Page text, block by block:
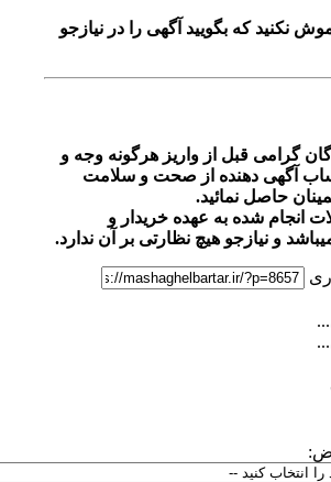
که بگویید آگهی را در نیازجو
گرامی قبل از واریز هرگونه وجه و
دهنده از صحت و سلامت
حاصل نمائید.
شده به عهده خریدار و
و نیازجو هیچ نظارتی بر آن ندارد.